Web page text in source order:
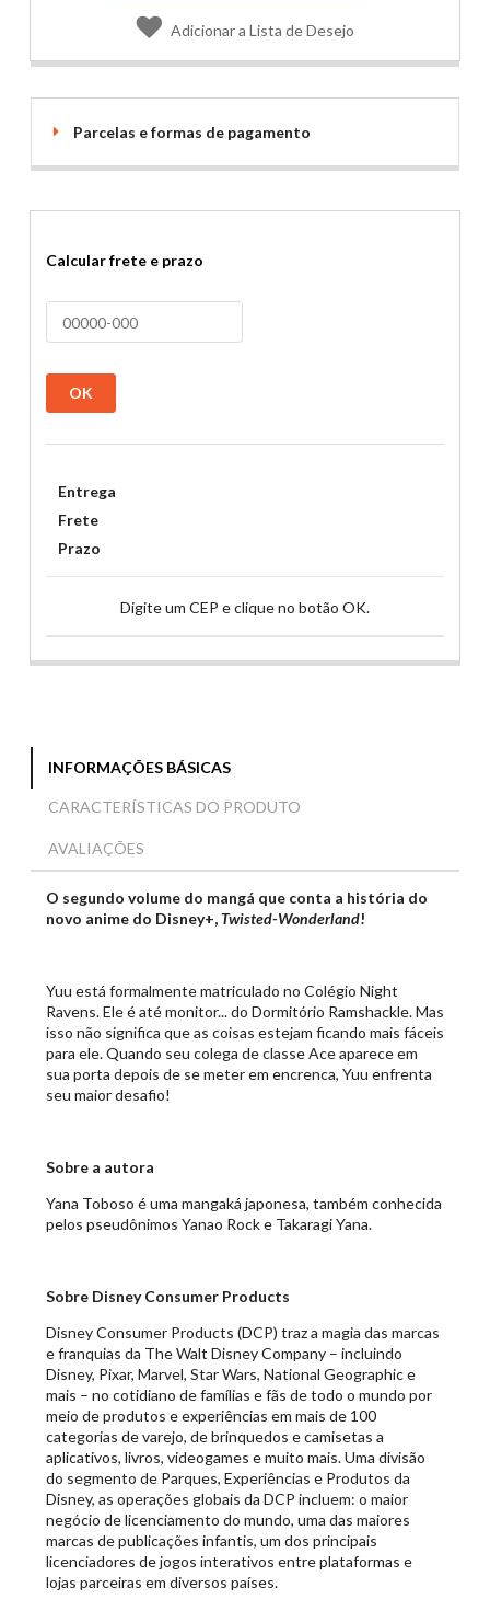
Adicionar a Lista de Desejo
Parcelas e formas de pagamento
Calcular frete e prazo
OK
Entrega
Frete
Prazo
Digite um CEP e clique no botão OK.
INFORMAÇÕES BÁSICAS
CARACTERÍSTICAS DO PRODUTO
AVALIAÇÕES
O segundo volume do mangá que conta a história do
novo anime do Disney+, Twisted-Wonderland!
Yuu está formalmente matriculado no Colégio Night
Ravens. Ele é até monitor... do Dormitório Ramshackle. Mas
isso não significa que as coisas estejam ficando mais fáceis
para ele. Quando seu colega de classe Ace aparece em
sua porta depois de se meter em encrenca, Yuu enfrenta
seu maior desafio!
Sobre a autora
Yana Toboso é uma mangaká japonesa, também conhecida
pelos pseudônimos Yanao Rock e Takaragi Yana.
Sobre Disney Consumer Products
Disney Consumer Products (DCP) traz a magia das marcas
e franquias da The Walt Disney Company – incluindo
Disney, Pixar, Marvel, Star Wars, National Geographic e
mais – no cotidiano de famílias e fãs de todo o mundo por
meio de produtos e experiências em mais de 100
categorias de varejo, de brinquedos e camisetas a
aplicativos, livros, videogames e muito mais. Uma divisão
do segmento de Parques, Experiências e Produtos da
Disney, as operações globais da DCP incluem: o maior
negócio de licenciamento do mundo, uma das maiores
marcas de publicações infantis, um dos principais
licenciadores de jogos interativos entre plataformas e
lojas parceiras em diversos países.